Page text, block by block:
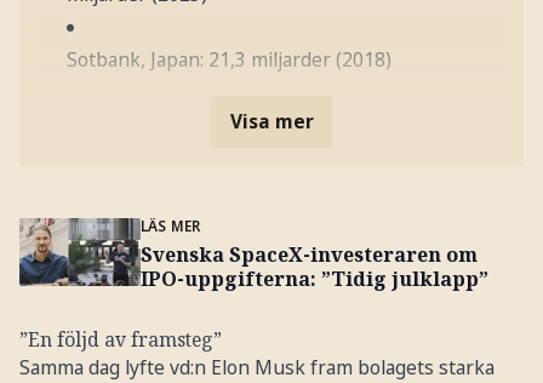
Sotbank, Japan: 21,3 miljarder (2018)
Visa mer
LÄS MER
Svenska SpaceX-investeraren om
IPO-uppgifterna: ”Tidig julklapp”
”En följd av framsteg”
Samma dag lyfte vd:n Elon Musk fram bolagets starka